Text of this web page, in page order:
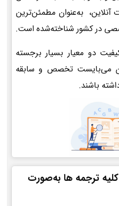
آنلاین، به‌عنوان مطمئن‌ترین
در کشور شناخته‌شده است.
دو معیار بسیار برجسته
می‌بایست تخصص و سابقه
باشند.
ترجمه ها به‌صورت